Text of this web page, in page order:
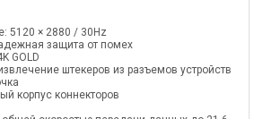
5120 × 2880 / 30Hz
защита от помех
GOLD
штекеров из разъемов устройств
корпус коннекторов